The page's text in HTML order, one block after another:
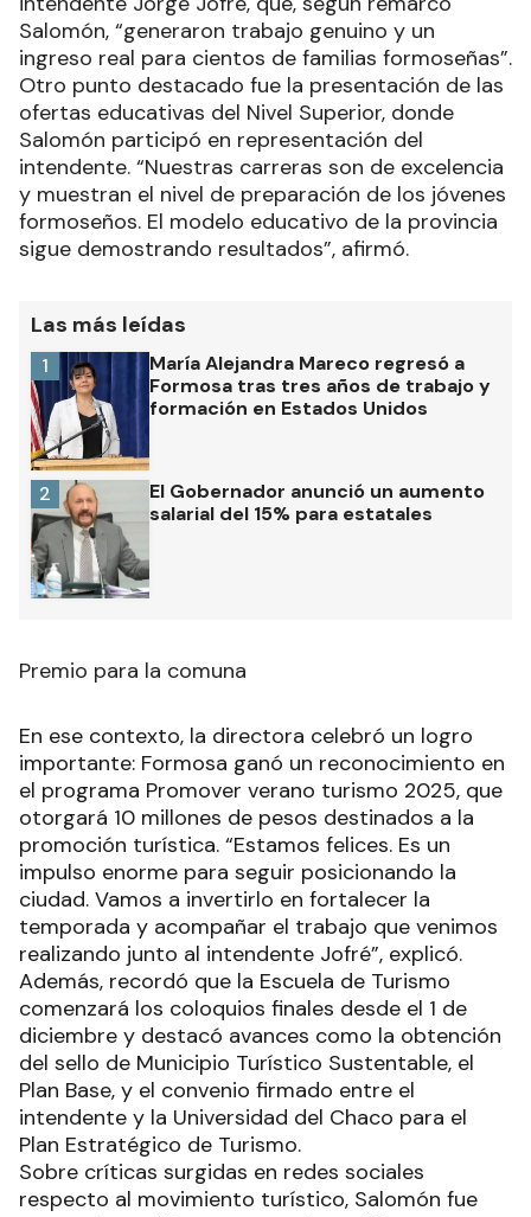
Salomón, “generaron trabajo genuino y un
ingreso real para cientos de familias formoseñas”.
Otro punto destacado fue la presentación de las
ofertas educativas del Nivel Superior, donde
Salomón participó en representación del
intendente. “Nuestras carreras son de excelencia
y muestran el nivel de preparación de los jóvenes
formoseños. El modelo educativo de la provincia
sigue demostrando resultados”, afirmó.
Las más leídas
María Alejandra Mareco regresó a
Formosa tras tres años de trabajo y
formación en Estados Unidos
1
El Gobernador anunció un aumento
salarial del 15% para estatales
2
Premio para la comuna
En ese contexto, la directora celebró un logro
importante: Formosa ganó un reconocimiento en
el programa Promover verano turismo 2025, que
otorgará 10 millones de pesos destinados a la
promoción turística. “Estamos felices. Es un
impulso enorme para seguir posicionando la
ciudad. Vamos a invertirlo en fortalecer la
temporada y acompañar el trabajo que venimos
realizando junto al intendente Jofré”, explicó.
Además, recordó que la Escuela de Turismo
comenzará los coloquios finales desde el 1 de
diciembre y destacó avances como la obtención
del sello de Municipio Turístico Sustentable, el
Plan Base, y el convenio firmado entre el
intendente y la Universidad del Chaco para el
Plan Estratégico de Turismo.
Sobre críticas surgidas en redes sociales
respecto al movimiento turístico, Salomón fue